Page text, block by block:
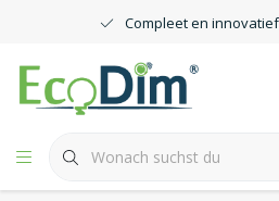
Compleet en